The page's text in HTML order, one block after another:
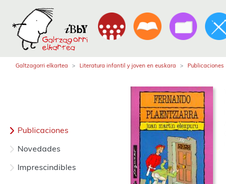
Galtzagorri elkartea Literatura infantil y joven en euskara Publicaciones
Publicaciones
Novedades
Imprescindibles